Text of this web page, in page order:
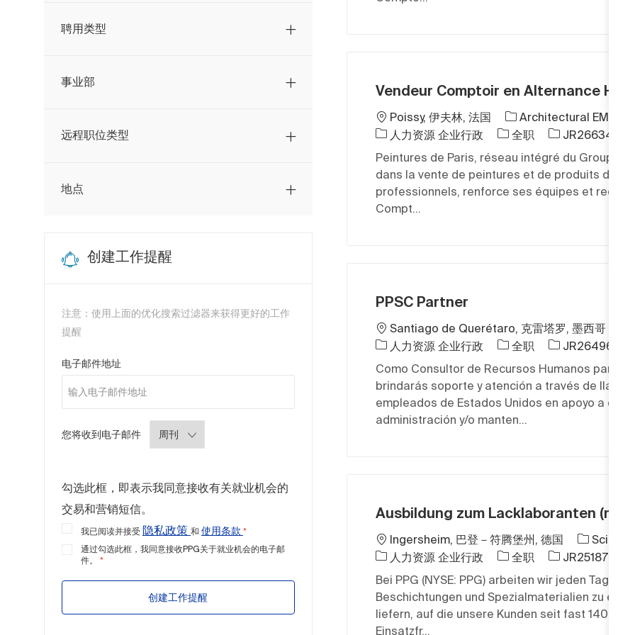
西班牙
澳大利亚
聘用类型
事业部
远程职位类型
地点
创建工作提醒
注意：使用上面的优化搜索过滤器来获得更好的工作
提醒
电子邮件地址
您将收到电子邮件Required
勾选此框，即表示我同意接收有关就业机会的
交易和营销短信。
我已阅读并接受 隐私政策 和 使用条款 *
通过勾选此框，我同意接收PPG关于就业机会的电子邮
件。
*
创建工作提醒
Vendeur Comptoir en Alternance H/F
位置Poissy, 伊夫林, 法国
Architectural EMEA
类别人力资源 企业行政 工作类型
全职 作业 ID
JR266346
Peintures de Paris, réseau intégré du Groupe
dans la vente de peintures et de produits de
professionnels, renforce ses équipes et recrute
Compt...
PPSC Partner
位置Santiago de Querétaro, 克雷塔罗, 墨西哥
类别人力资源 企业行政 工作类型
全职 作业 ID
JR264960
Como Consultor de Recursos Humanos para
brindarás soporte y atención a través de
empleados de Estados Unidos en apoyo a
administración y/o manten...
Ausbildung zum Lacklaboranten (m/w/
位置Ingersheim, 巴登－符腾堡州, 德国
Science
类别人力资源 企业行政 工作类型
全职 作业 ID
JR2518701
Bei PPG (NYSE: PPG) arbeiten wir jeden Tag
Beschichtungen und Spezialmaterialien zu
liefern, auf die unsere Kunden seit fast 140
Einsatzfr...